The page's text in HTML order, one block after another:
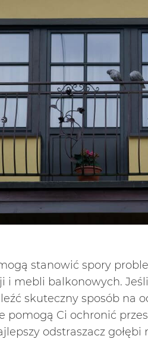
stanowić spory
i mebli balkonowych.
skuteczny sposób na
pomogą Ci ochronić
odstraszacz